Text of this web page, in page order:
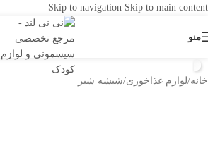
Skip to navigation Skip to main content
منو
خانه/لوازم غذاخوری/شیشه شیر